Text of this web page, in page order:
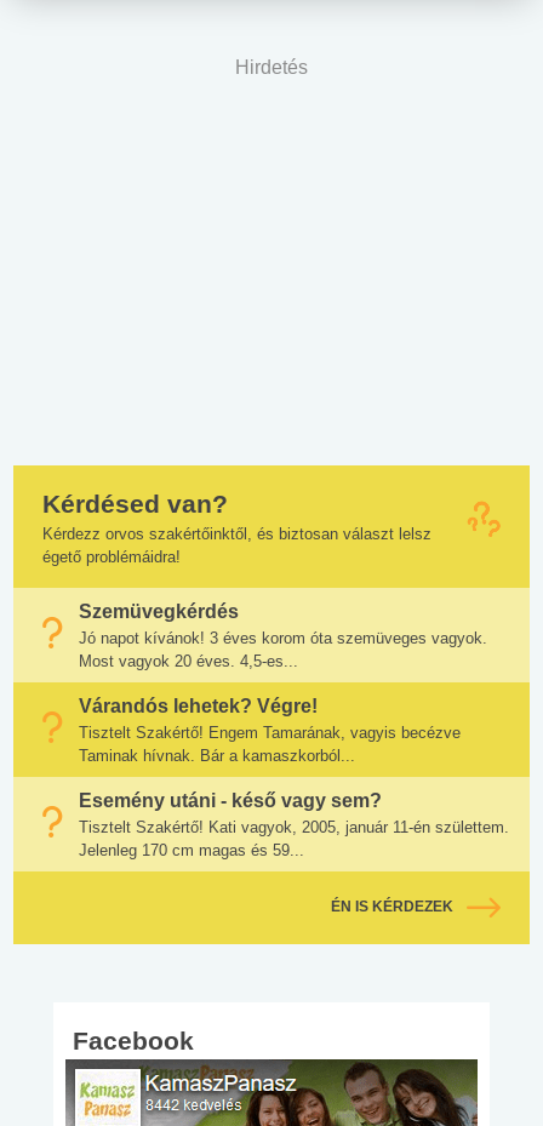
Hirdetés
Kérdésed van?
Kérdezz orvos szakértőinktől, és biztosan választ lelsz
égető problémáidra!
Szemüvegkérdés
Jó napot kívánok! 3 éves korom óta szemüveges vagyok.
Most vagyok 20 éves. 4,5-es...
Várandós lehetek? Végre!
Tisztelt Szakértő! Engem Tamarának, vagyis becézve
Taminak hívnak. Bár a kamaszkorból...
Esemény utáni - késő vagy sem?
Tisztelt Szakértő! Kati vagyok, 2005, január 11-én születtem.
Jelenleg 170 cm magas és 59...
ÉN IS KÉRDEZEK
Facebook